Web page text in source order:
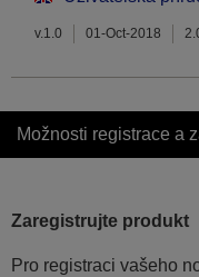
v.1.0 01-Oct-2018
Možnosti registrace a
Zaregistrujte produkt
Pro registraci vašeho